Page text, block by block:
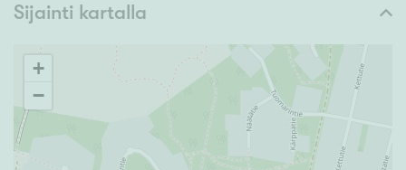
Sijainti kartalla
+
−